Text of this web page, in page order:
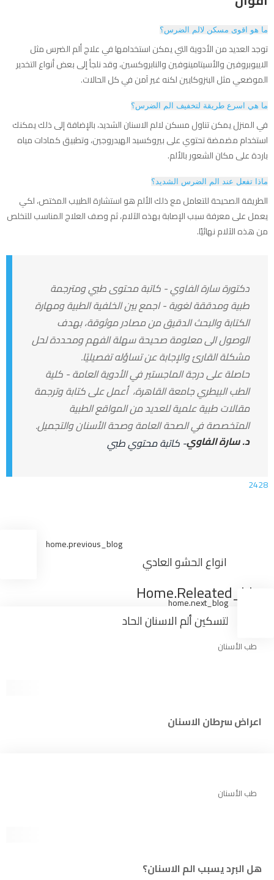
ما هو اقوى مسكن لالم الضرس؟
توجد العديد من الأدوية التي يمكن استخدامها في علاج ألم الضرس مثل
الايبوبروفين والأسيتامينوفين والنابروكسين، وقد نلجأ إلى بعض أنواع التخدير
الموضعي مثل البنزوكايين لكنه غير آمن في كل الحالات.
ما هي اسرع طريقة لتخفيف الم الضرس؟
في المنزل يمكن تناول مسكن لالم الاسنان الشديد، بالإضافة إلى ذلك يمكنك
استخدام مضمضة تحتوي على بيروكسيد الهيدروجين، وتطبيق كمادات مياه
باردة على مكان الشعور بالألم.
ماذا تفعل عند الم الضرس الشديد؟
الطريقة الصحيحة للتعامل مع ذلك الألم هو استشارة الطبيب المختص، لكي
يعمل على معرفة سبب الإصابة بهذه الآلام، ثم وصف العلاج المناسب للتخلص
من هذه الآلام نهائيًا.
دكتورة سارة الفاوي - كاتبة محتوى طبي ومترجمة
طبية ومدققة لغوية - اجمع بين الخلفية الطبية ومهارة
الكتابة والبحث الدقيق من مصادر موثوقة، بهدف
الوصول الى معلومة صحيحة سهلة الفهم ومحددة لحل
مشكلة القارئ والإجابة عن تساؤله تفصيليًا.
حاصلة على درجة الماجستير في الأدوية العامة - كلية
الطب البيطري جامعة القاهرة، أعمل على كتابة وترجمة
مقالات طبية علمية للعديد من المواقع الطبية
المتخصصة في الصحة العامة وصحة الأسنان والتجميل.
د. سارة الفاوي- كاتبة محتوي طبي
2428
home.previous_blog
انواع الحشو العادي
home.next_blog
لتسكين ألم الاسنان الحاد
Home.releated_blogs
طب الأسنان
اعراض سرطان الاسنان
طب الأسنان
هل البرد يسبب الم الاسنان؟